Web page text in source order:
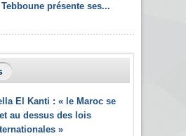
Tebboune présente ses...
El Kanti : « le Maroc se
au dessus des lois
»